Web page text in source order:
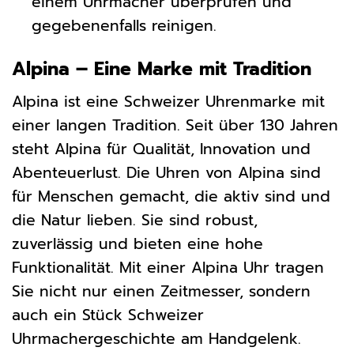
gegebenenfalls reinigen.
Alpina – Eine Marke mit Tradition
Alpina ist eine Schweizer Uhrenmarke mit
einer langen Tradition. Seit über 130 Jahren
steht Alpina für Qualität, Innovation und
Abenteuerlust. Die Uhren von Alpina sind
für Menschen gemacht, die aktiv sind und
die Natur lieben. Sie sind robust,
zuverlässig und bieten eine hohe
Funktionalität. Mit einer Alpina Uhr tragen
Sie nicht nur einen Zeitmesser, sondern
auch ein Stück Schweizer
Uhrmachergeschichte am Handgelenk.